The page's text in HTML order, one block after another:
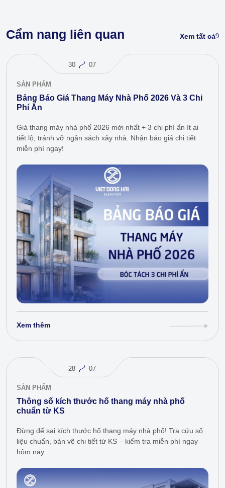
Cẩm nang liên quan Xem tất cả
30 07
SẢN PHẨM
Bảng Báo Giá Thang Máy Nhà Phố 2026 Và 3 Chi
Phí Ẩn
Giá thang máy nhà phố 2026 mới nhất + 3 chi phí ẩn ít ai
tiết lộ, tránh vỡ ngân sách xây nhà. Nhận báo giá chi tiết
miễn phí ngay!
Xem thêm
28 07
SẢN PHẨM
Thông số kích thước hố thang máy nhà phố
chuẩn từ KS
Đừng để sai kích thước hố thang máy nhà phố! Tra cứu số
liệu chuẩn, bản vẽ chi tiết từ KS – kiểm tra miễn phí ngay
hôm nay.